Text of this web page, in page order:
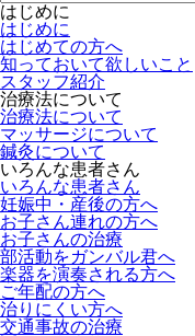
はじめに
はじめに
はじめての方へ
知っておいて欲しいこと
スタッフ紹介
治療法について
治療法について
マッサージについて
鍼灸について
いろんな患者さん
いろんな患者さん
妊娠中・産後の方へ
お子さん連れの方へ
お子さんの治療
部活動をガンバル君へ
楽器を演奏される方へ
ご年配の方へ
治りにくい方へ
交通事故の治療